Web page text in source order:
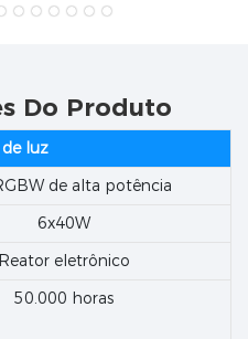
Do Produto
luz
de alta potência
6x40W
Reator eletrônico
50.000 horas